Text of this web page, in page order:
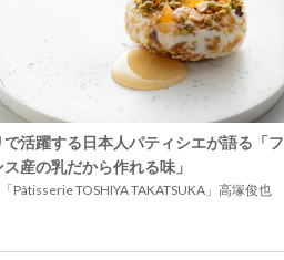
で活躍する日本人パティシエが語る「フ
産の乳だから作れる味」
Pâtisserie TOSHIYA TAKATSUKA」高塚俊也